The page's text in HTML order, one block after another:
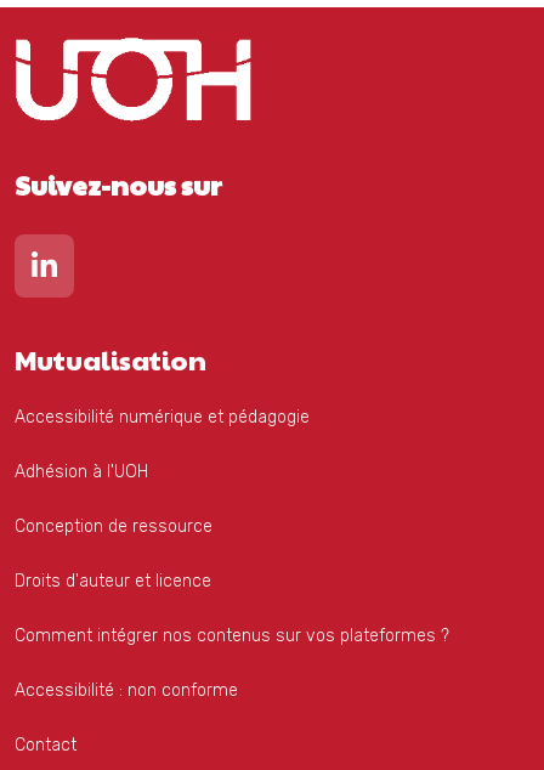
Suivez-nous sur
Lien vers notre page Linkedin
Mutualisation
Accessibilité numérique et pédagogie
Adhésion à l'UOH
Conception de ressource
Droits d'auteur et licence
Comment intégrer nos contenus sur vos plateformes ?
Accessibilité : non conforme
Contact